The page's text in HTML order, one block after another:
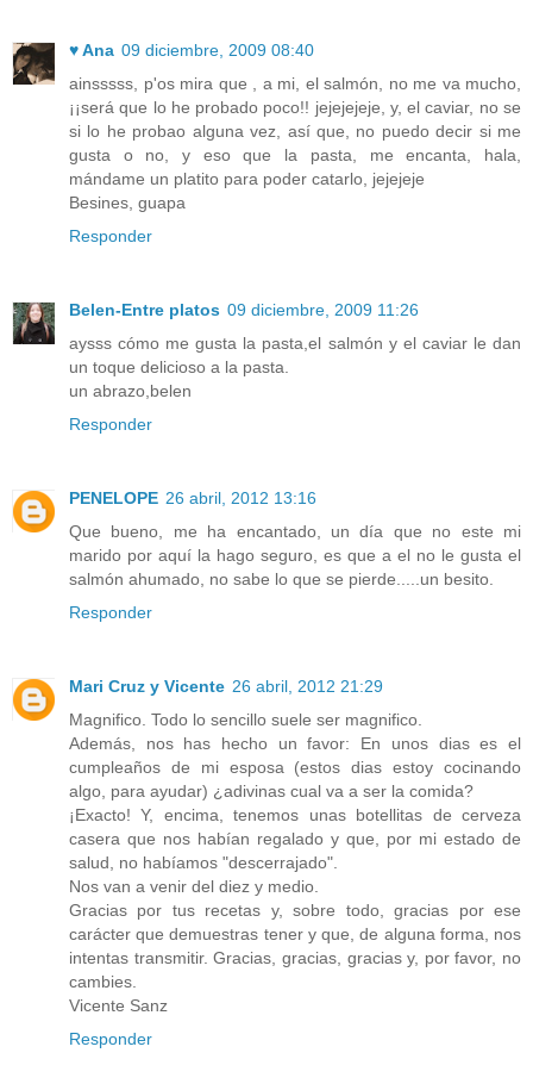
♥ Ana 09 diciembre, 2009 08:40
ainsssss, p'os mira que , a mi, el salmón, no me va mucho,
¡¡será que lo he probado poco!! jejejejeje, y, el caviar, no se
si lo he probao alguna vez, así que, no puedo decir si me
gusta o no, y eso que la pasta, me encanta, hala,
mándame un platito para poder catarlo, jejejeje
Besines, guapa
Responder
Belen-Entre platos 09 diciembre, 2009 11:26
aysss cómo me gusta la pasta,el salmón y el caviar le dan
un toque delicioso a la pasta.
un abrazo,belen
Responder
PENELOPE 26 abril, 2012 13:16
Que bueno, me ha encantado, un día que no este mi
marido por aquí la hago seguro, es que a el no le gusta el
salmón ahumado, no sabe lo que se pierde.....un besito.
Responder
Mari Cruz y Vicente 26 abril, 2012 21:29
Magnifico. Todo lo sencillo suele ser magnifico.
Además, nos has hecho un favor: En unos dias es el
cumpleaños de mi esposa (estos dias estoy cocinando
algo, para ayudar) ¿adivinas cual va a ser la comida?
¡Exacto! Y, encima, tenemos unas botellitas de cerveza
casera que nos habían regalado y que, por mi estado de
salud, no habíamos "descerrajado".
Nos van a venir del diez y medio.
Gracias por tus recetas y, sobre todo, gracias por ese
carácter que demuestras tener y que, de alguna forma, nos
intentas transmitir. Gracias, gracias, gracias y, por favor, no
cambies.
Vicente Sanz
Responder